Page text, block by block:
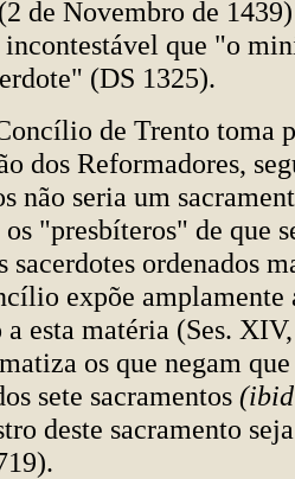
(2 de Novembro de
que "o
(DS 1325).
de Trento toma
dos Reformadores,
não seria um
"presbíteros" de que
ordenados
expõe amplamente
esta matéria (Ses.
os que negam
sete sacramentos
deste sacramento